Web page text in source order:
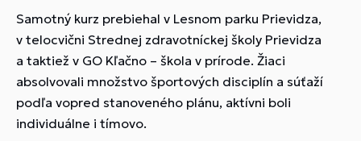
Samotný kurz prebiehal v Lesnom parku Prievidza,
v telocvični Strednej zdravotníckej školy Prievidza
a taktiež v GO Kľačno – škola v prírode. Žiaci
absolvovali množstvo športových disciplín a súťaží
podľa vopred stanoveného plánu, aktívni boli
individuálne i tímovo.